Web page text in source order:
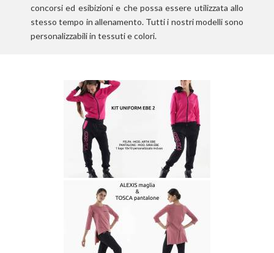
concorsi ed esibizioni e che possa essere utilizzata allo
stesso tempo in allenamento. Tutti i nostri modelli sono
personalizzabili in tessuti e colori.